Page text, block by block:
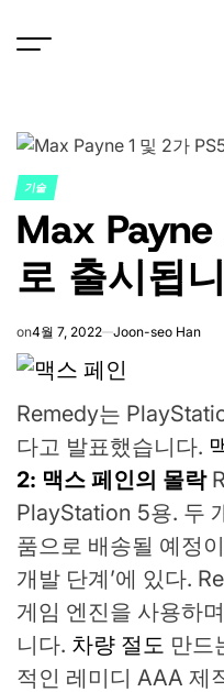
POSTED
IN
기술
Max
로 출시됩
on4월 7, 2022 Joon-seo Han
Remedy는
다고 발표했습니다.
2: 맥스 페인의 몰락
PlayStation 5용. 두
품으로 배송될 예정
개발 단계’에 있다.
게임 엔진을 사용하
니다. 차량 절도 만드
적인 레미디 AAA 제